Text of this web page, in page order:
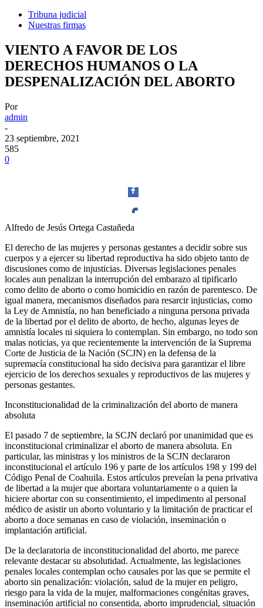
Tribuna judicial
Nuestras firmas
VIENTO A FAVOR DE LOS
DERECHOS HUMANOS O LA
DESPENALIZACIÓN DEL ABORTO
Por
admin
-
23 septiembre, 2021
585
0
Twitter
Whatsapp
Linkedin
Alfredo de Jesús Ortega Castañeda
El derecho de las mujeres y personas gestantes a decidir sobre sus
cuerpos y a ejercer su libertad reproductiva ha sido objeto tanto de
discusiones como de injusticias. Diversas legislaciones penales
locales aun penalizan la interrupción del embarazo al tipificarlo
como delito de aborto o como homicidio en razón de parentesco. De
igual manera, mecanismos diseñados para resarcir injusticias, como
la Ley de Amnistía, no han beneficiado a ninguna persona privada
de la libertad por el delito de aborto, de hecho, algunas leyes de
amnistía locales ni siquiera lo contemplan. Sin embargo, no todo son
malas noticias, ya que recientemente la intervención de la Suprema
Corte de Justicia de la Nación (SCJN) en la defensa de la
supremacía constitucional ha sido decisiva para garantizar el libre
ejercicio de los derechos sexuales y reproductivos de las mujeres y
personas gestantes.
Inconstitucionalidad de la criminalización del aborto de manera
absoluta
El pasado 7 de septiembre, la SCJN declaró por unanimidad que es
inconstitucional criminalizar el aborto de manera absoluta. En
particular, las ministras y los ministros de la SCJN declararon
inconstitucional el artículo 196 y parte de los artículos 198 y 199 del
Código Penal de Coahuila. Estos artículos preveían la pena privativa
de libertad a la mujer que abortara voluntariamente o a quien la
hiciere abortar con su consentimiento, el impedimento al personal
médico de asistir un aborto voluntario y la limitación de practicar el
aborto a doce semanas en caso de violación, inseminación o
implantación artificial.
De la declaratoria de inconstitucionalidad del aborto, me parece
relevante destacar su absolutidad. Actualmente, las legislaciones
penales locales contemplan ocho causales por las que se permite el
aborto sin penalización: violación, salud de la mujer en peligro,
riesgo para la vida de la mujer, malformaciones congénitas graves,
inseminación artificial no consentida, aborto imprudencial, situación